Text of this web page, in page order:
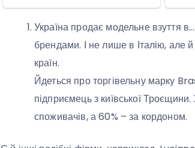
Україна продає модельне взуття
брендами. І не лише в Італію, але
країн.
Йдеться про торгівельну марку
підприємець з київської
споживачів, а 60% – за кордоном.